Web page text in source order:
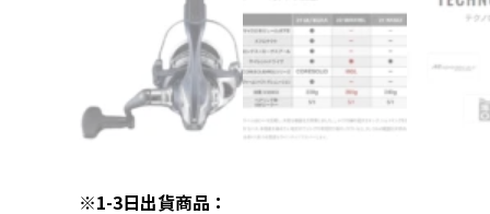
※1-3日出貨商品：